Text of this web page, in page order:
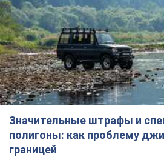
Значительные штрафы и
полигоны: как проблему
границей